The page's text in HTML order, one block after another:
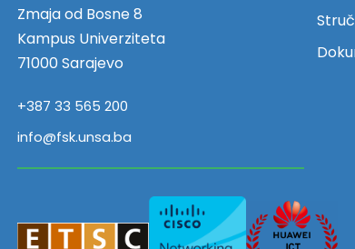
Zmaja od Bosne 8
Kampus Univerziteta
71000 Sarajevo
+387 33 565 200
info@fsk.unsa.ba